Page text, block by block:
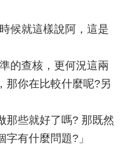
候就這樣說阿，這是
的查核，更何況這兩
那你在比較什麼呢?另
那些就好了嗎? 那既然
有什麼問題?」